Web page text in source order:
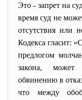
Это - запрет на
время суд не
отсутствия или
Кодекса гласит:
предлогом
закона, может
обвинению в
что между